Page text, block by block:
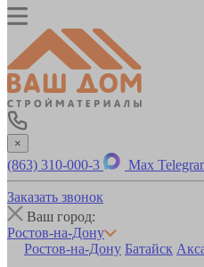
×
(863) 310-000-3 Max
Заказать звонок
Ваш город:
Ростов-на-Дону
Ростов-на-Дону Батайск